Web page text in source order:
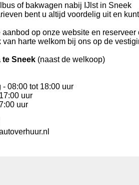
of bakwagen nabij IJlst in Sneek
bent u altijd voordelig uit en
op onze website en
van harte welkom bij ons op de
te Sneek (naast de welkoop)
08:00 tot 18:00 uur
uur
uur